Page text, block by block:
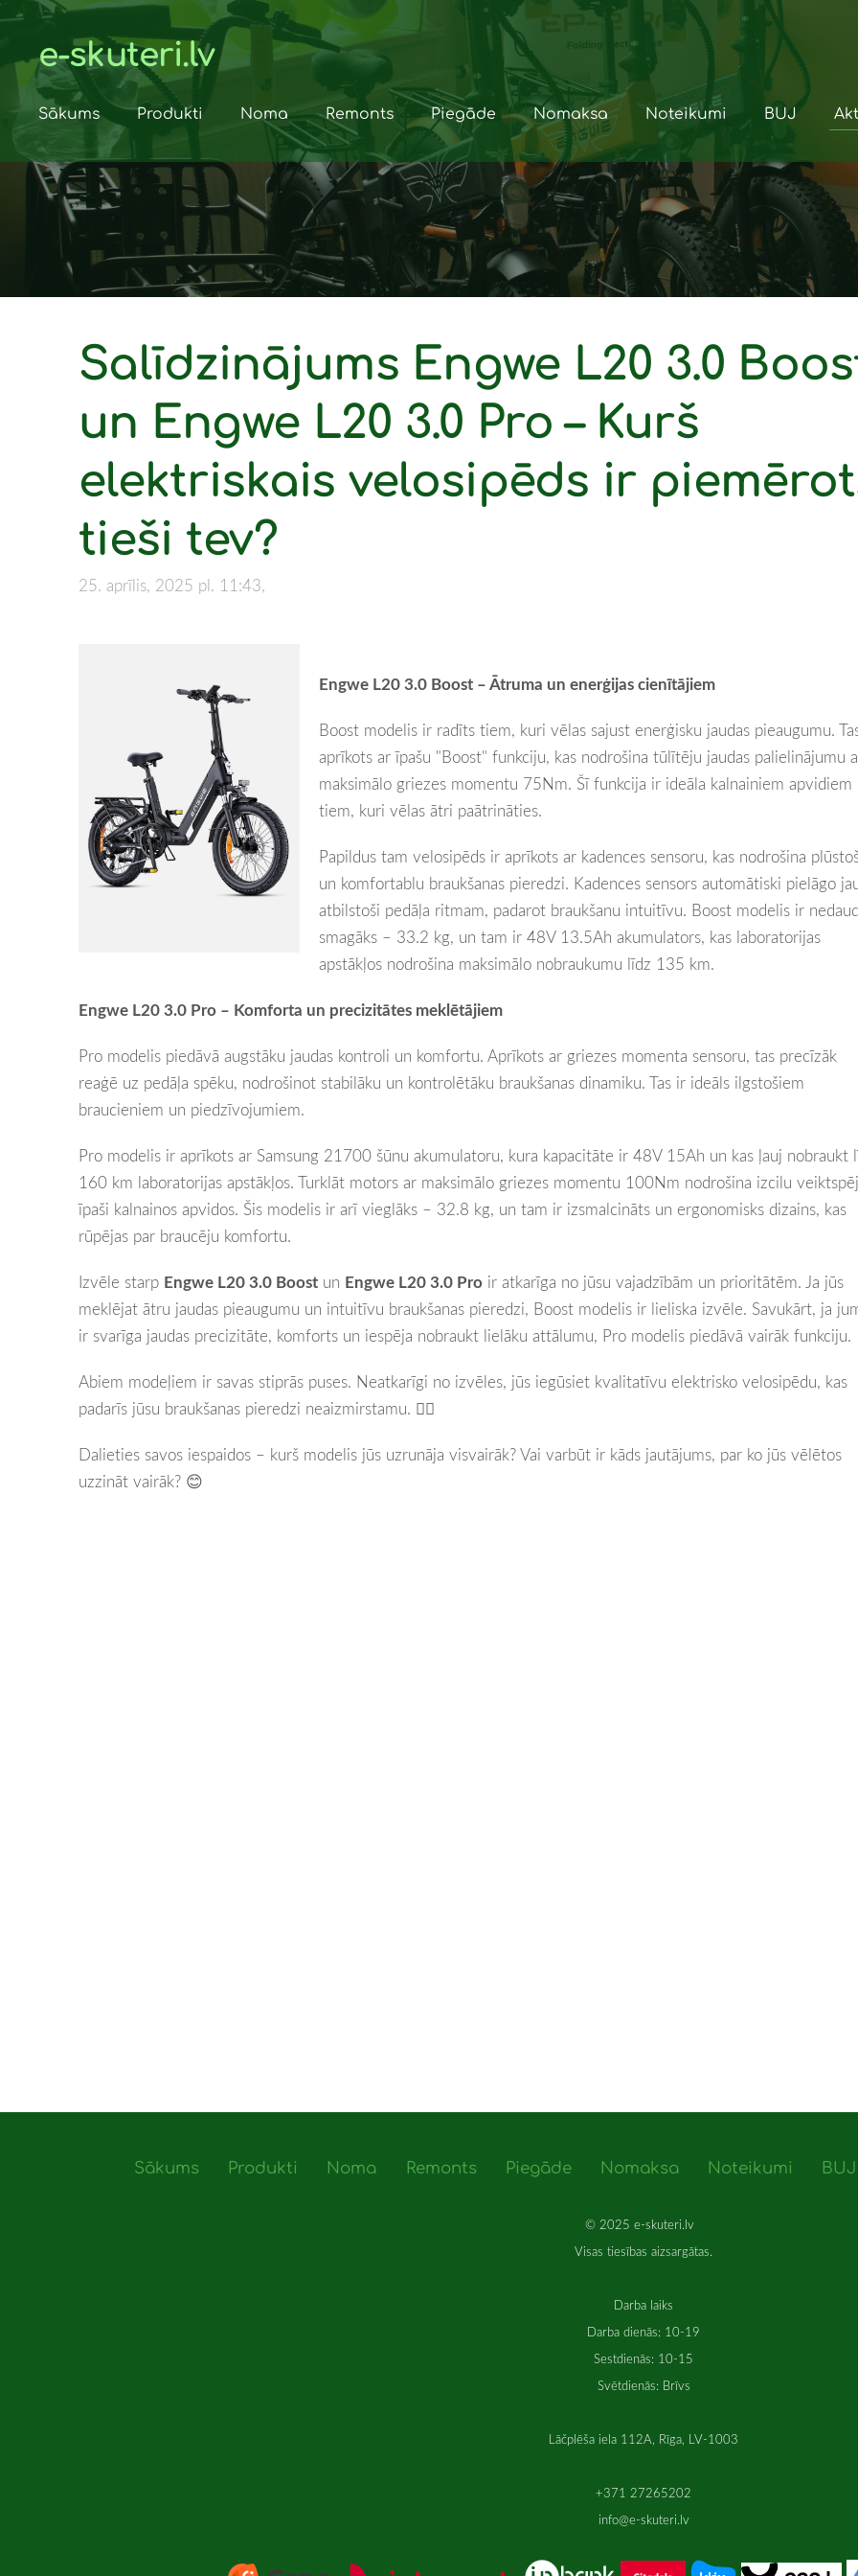
e-skuteri.lv
Sākums Produkti Noma Remonts Piegāde Nomaksa Noteikumi BUJ
Salīdzinājums Engwe L20 3.0
un Engwe L20 3.0 Pro – Kurš
elektriskais velosipēds ir
tieši tev?
25. aprīlis, 2025 pl. 11:43,
Engwe L20 3.0 Boost – Ātruma un enerģijas cienītājiem
Boost modelis ir radīts tiem, kuri vēlas sajust enerģisku jaudas pieaugumu.
aprīkots ar īpašu "Boost" funkciju, kas nodrošina tūlītēju jaudas palielinājumu
maksimālo griezes momentu 75Nm. Šī funkcija ir ideāla kalnainiem apvidiem
tiem, kuri vēlas ātri paātrināties.
Papildus tam velosipēds ir aprīkots ar kadences sensoru, kas nodrošina
un komfortablu braukšanas pieredzi. Kadences sensors automātiski pielāgo
atbilstoši pedāļa ritmam, padarot braukšanu intuitīvu. Boost modelis ir
smagāks – 33.2 kg, un tam ir 48V 13.5Ah akumulators, kas laboratorijas
apstākļos nodrošina maksimālo nobraukumu līdz 135 km.
Engwe L20 3.0 Pro – Komforta un precizitātes meklētājiem
Pro modelis piedāvā augstāku jaudas kontroli un komfortu. Aprīkots ar griezes momenta sensoru, tas precīzāk
reaģē uz pedāļa spēku, nodrošinot stabilāku un kontrolētāku braukšanas dinamiku. Tas ir ideāls ilgstošiem
braucieniem un piedzīvojumiem.
Pro modelis ir aprīkots ar Samsung 21700 šūnu akumulatoru, kura kapacitāte ir 48V 15Ah un kas ļauj nobraukt
160 km laboratorijas apstākļos. Turklāt motors ar maksimālo griezes momentu 100Nm nodrošina izcilu
īpaši kalnainos apvidos. Šis modelis ir arī vieglāks – 32.8 kg, un tam ir izsmalcināts un ergonomisks dizains, kas
rūpējas par braucēju komfortu.
Izvēle starp Engwe L20 3.0 Boost un Engwe L20 3.0 Pro ir atkarīga no jūsu vajadzībām un prioritātēm. Ja jūs
meklējat ātru jaudas pieaugumu un intuitīvu braukšanas pieredzi, Boost modelis ir lieliska izvēle. Savukārt, ja
ir svarīga jaudas precizitāte, komforts un iespēja nobraukt lielāku attālumu, Pro modelis piedāvā vairāk funkciju.
Abiem modeļiem ir savas stiprās puses. Neatkarīgi no izvēles, jūs iegūsiet kvalitatīvu elektrisko velosipēdu, kas
padarīs jūsu braukšanas pieredzi neaizmirstamu. 🚴‍♂️
Dalieties savos iespaidos – kurš modelis jūs uzrunāja visvairāk? Vai varbūt ir kāds jautājums, par ko jūs vēlētos
uzzināt vairāk? 😊
Sākums Produkti Noma Remonts Piegāde Nomaksa Noteikumi BUJ
© 2025 e-skuteri.lv
Visas tiesības aizsargātas.
Darba laiks
Darba dienās: 10-19
Sestdienās: 10-15
Svētdienās: Brīvs
Lāčplēša iela 112A, Rīga, LV-1003
+371 27265202
info@e-skuteri.lv